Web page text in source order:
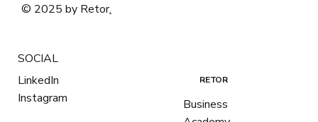
© 2025 by Retor.
SOCIAL
LinkedIn
Instagram
RETOR
Business